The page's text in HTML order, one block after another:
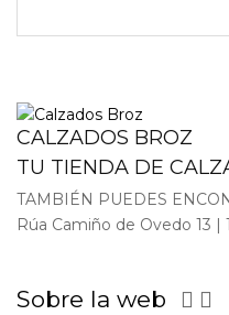
CALZADOS BROZ
TU TIENDA DE
TAMBIÉN PUEDES
Rúa Camiño de Ovedo 13
Sobre la web  